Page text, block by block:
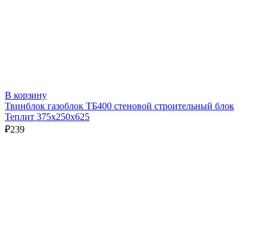
В корзину
Твинблок газоблок ТБ400 стеновой строительный блок
Теплит 375х250х625
₽239